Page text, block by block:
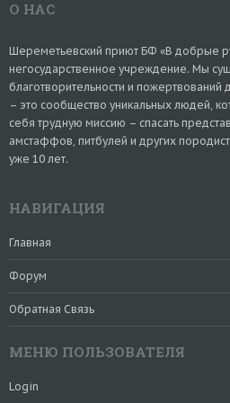
О НАС
Шереметьевский приют БФ «В добрые
негосударственное учреждение. Мы
благотворительности и
– это сообщество уникальных людей,
себя трудную миссию – спасать
амстаффов, питбулей и других
уже 10 лет.
НАВИГАЦИЯ
Главная
Форум
Обратная Связь
МЕНЮ ПОЛЬЗОВАТЕЛЯ
Login